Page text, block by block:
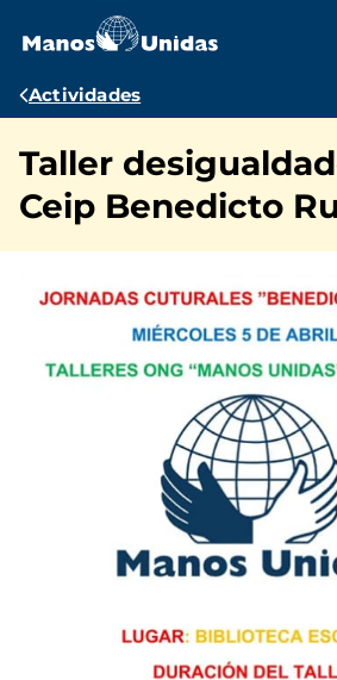
contenido
Ruta
navegación
Actividades
Taller
Ceip Benedicto